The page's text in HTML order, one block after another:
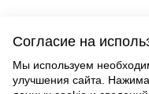
ВАМ ТАКЖЕ
Согласие на
Мы используем
улучшения сайта.